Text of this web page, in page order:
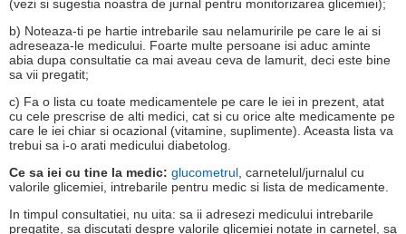
(vezi si sugestia noastra de jurnal pentru monitorizarea glicemiei);
b) Noteaza-ti pe hartie intrebarile sau nelamuririle pe care le ai si
adreseaza-le medicului. Foarte multe persoane isi aduc aminte
abia dupa consultatie ca mai aveau ceva de lamurit, deci este bine
sa vii pregatit;
c) Fa o lista cu toate medicamentele pe care le iei in prezent, atat
cu cele prescrise de alti medici, cat si cu orice alte medicamente pe
care le iei chiar si ocazional (vitamine, suplimente). Aceasta lista va
trebui sa i-o arati medicului diabetolog.
Ce sa iei cu tine la medic: glucometrul , carnetelul/jurnalul cu
valorile glicemiei, intrebarile pentru medic si lista de medicamente.
In timpul consultatiei, nu uita: sa ii adresezi medicului intrebarile
pregatite, sa discutati despre valorile glicemiei notate in carnetel, sa